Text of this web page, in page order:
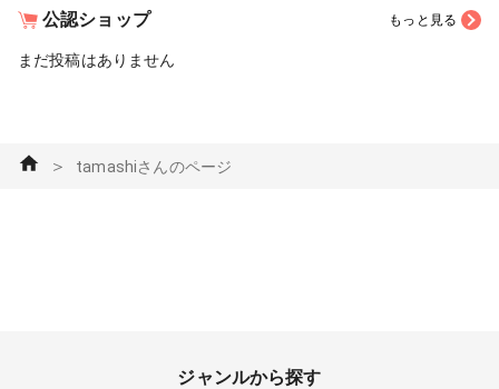
公認ショップ もっと見る
まだ投稿はありません
＞ tamashiさんのページ
ジャンルから探す